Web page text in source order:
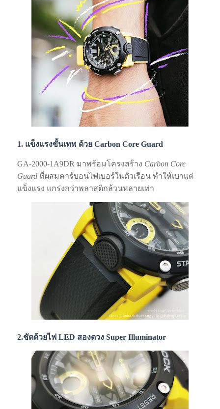
1. แข็งแรงขั้นเทพ ด้วย Carbon Core Guard
GA‑2000‑1A9DR มาพร้อมโครงสร้าง Carbon Core
Guard ที่ผสมคาร์บอนไฟเบอร์ในตัวเรือน ทำให้เบาแต่
แข็งแรง แกร่งกว่าพลาสติกล้วนหลายเท่า
2.ชัดด้วยไฟ LED สองดวง Super Illuminator